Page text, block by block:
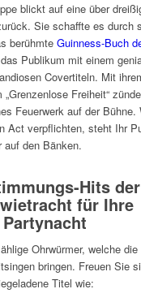
blickt auf eine über
Sie schaffte es durch
berühmte Guinness-Buch
Publikum mit einem
Covertiteln. Mit
Freiheit“
Feuerwerk auf der Bühne.
Act verpflichten, steht Ihr
den Bänken.
Hits der
für Ihre
Ohrwürmer, welche
bringen. Freuen Sie
Titel wie: